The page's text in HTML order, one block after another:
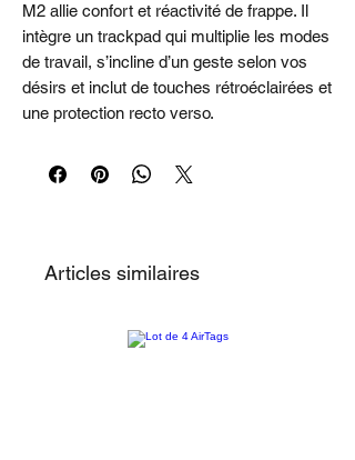
M2 allie confort et réactivité de frappe. Il
intègre un trackpad qui multiplie les modes
de travail, s’incline d’un geste selon vos
désirs et inclut de touches rétroéclairées et
une protection recto verso.
Articles similaires